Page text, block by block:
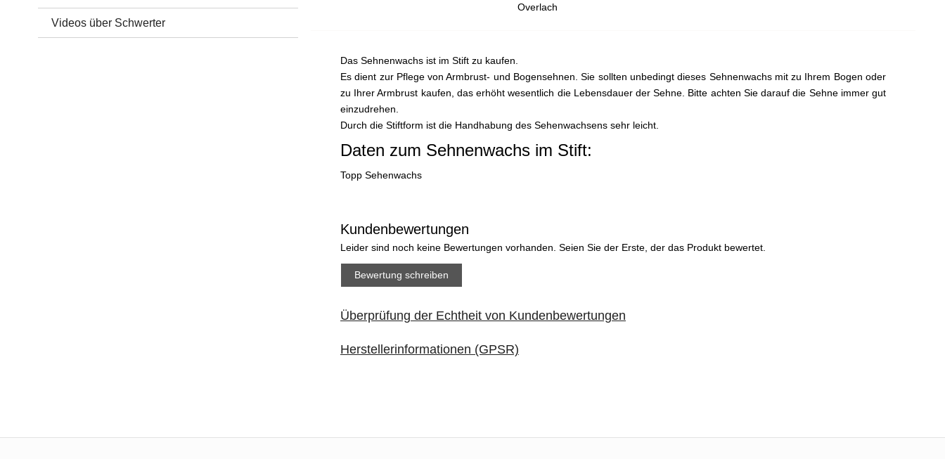
Videos über Schwerter
Overlach
Das Sehnenwachs ist im Stift zu kaufen.
Es dient zur Pflege von Armbrust- und Bogensehnen. Sie sollten unbedingt dieses Sehnenwachs mit zu Ihrem Bogen oder
zu Ihrer Armbrust kaufen, das erhöht wesentlich die Lebensdauer der Sehne. Bitte achten Sie darauf die Sehne immer gut
einzudrehen.
Durch die Stiftform ist die Handhabung des Sehenwachsens sehr leicht.
Daten zum Sehnenwachs im Stift:
Topp Sehenwachs
Kundenbewertungen
Leider sind noch keine Bewertungen vorhanden. Seien Sie der Erste, der das Produkt bewertet.
Bewertung schreiben
Überprüfung der Echtheit von Kundenbewertungen
Herstellerinformationen (GPSR)